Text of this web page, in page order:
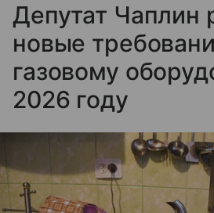
Депутат Чаплин
новые
газовому
2026 году